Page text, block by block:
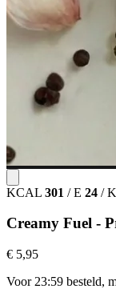
KCAL 301 / E 24 / K
Creamy Fuel -
€ 5,95
Voor 23:59 besteld,